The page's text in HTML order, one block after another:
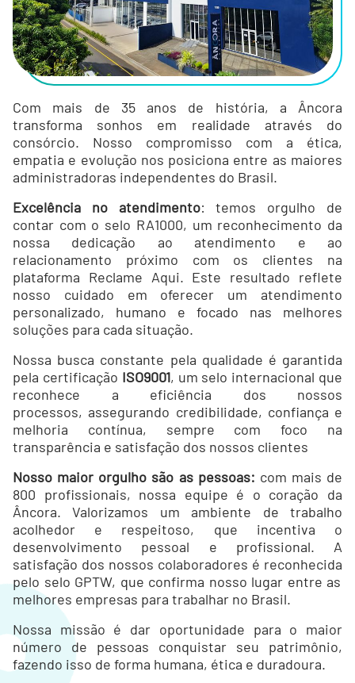
Com mais de 35 anos de história, a Âncora
transforma sonhos em realidade através do
consórcio. Nosso compromisso com a ética,
empatia e evolução nos posiciona entre as maiores
administradoras independentes do Brasil.
Excelência no atendimento: temos orgulho de
contar com o selo RA1000, um reconhecimento da
nossa dedicação ao atendimento e ao
relacionamento próximo com os clientes na
plataforma Reclame Aqui. Este resultado reflete
nosso cuidado em oferecer um atendimento
personalizado, humano e focado nas melhores
soluções para cada situação.
Nossa busca constante pela qualidade é garantida
pela certificação ISO9001, um selo internacional que
reconhece a eficiência dos nossos
processos, assegurando credibilidade, confiança e
melhoria contínua, sempre com foco na
transparência e satisfação dos nossos clientes
Nosso maior orgulho são as pessoas: com mais de
800 profissionais, nossa equipe é o coração da
Âncora.Valorizamos um ambiente de trabalho
acolhedor e respeitoso, que
incentiva o
desenvolvimento pessoal e profissional. A
satisfação dos nossos colaboradores é reconhecida
pelo selo GPTW, que confirma nosso lugar entreas
melhores empresas para trabalhar no Brasil.
Nossa missão é dar oportunidade para o maior
número de pessoas conquistar seu patrimônio,
fazendo isso de forma humana, ética e duradoura.